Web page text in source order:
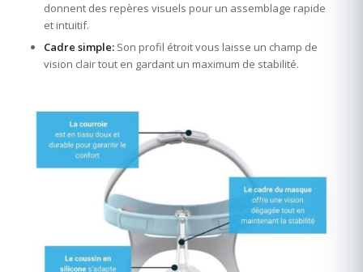
donnent des repères visuels pour un assemblage rapide
et intuitif.
Cadre simple:Son profil étroit vous laisse un champ de
vision clair tout en gardant un maximum de stabilité.